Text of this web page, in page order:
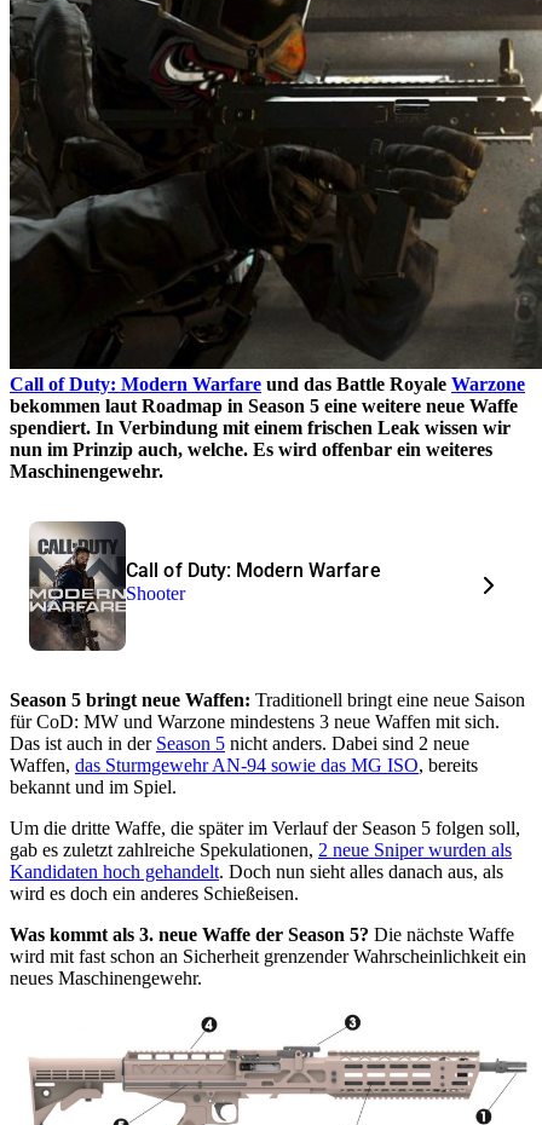
Call of Duty: Modern Warfare und das Battle Royale Warzone
bekommen laut Roadmap in Season 5 eine weitere neue Waffe
spendiert. In Verbindung mit einem frischen Leak wissen wir
nun im Prinzip auch, welche. Es wird offenbar ein weiteres
Maschinengewehr.
Call of Duty: Modern Warfare
Shooter
Season 5 bringt neue Waffen: Traditionell bringt eine neue Saison
für CoD: MW und Warzone mindestens 3 neue Waffen mit sich.
Das ist auch in der Season 5 nicht anders. Dabei sind 2 neue
Waffen, das Sturmgewehr AN-94 sowie das MG ISO, bereits
bekannt und im Spiel.
Um die dritte Waffe, die später im Verlauf der Season 5 folgen soll,
gab es zuletzt zahlreiche Spekulationen, 2 neue Sniper wurden als
Kandidaten hoch gehandelt. Doch nun sieht alles danach aus, als
wird es doch ein anderes Schießeisen.
Was kommt als 3. neue Waffe der Season 5? Die nächste Waffe
wird mit fast schon an Sicherheit grenzender Wahrscheinlichkeit ein
neues Maschinengewehr.